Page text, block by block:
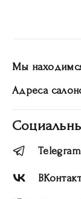
Мы
Адреса
Telegram